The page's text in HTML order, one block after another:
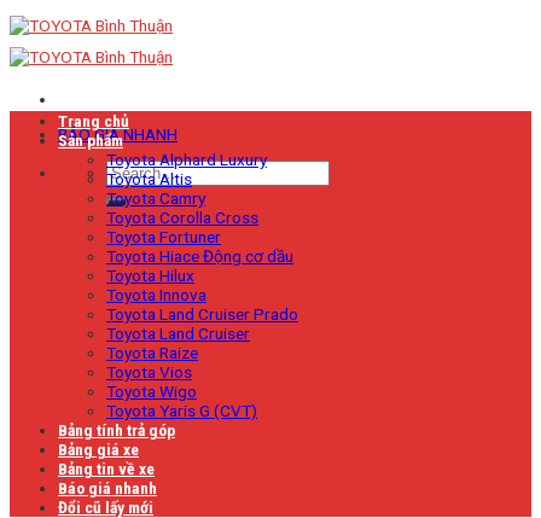
Skip
to
content
BÁO GIÁ NHANH
Trang chủ
Sản phẩm
Toyota Alphard Luxury
Toyota Altis
Toyota Camry
Toyota Corolla Cross
Toyota Fortuner
Toyota Hiace Động cơ dầu
Toyota Hilux
Toyota Innova
Toyota Land Cruiser Prado
Toyota Land Cruiser
Toyota Raize
Toyota Vios
Toyota Wigo
Toyota Yaris G (CVT)
Bảng tính trả góp
Bảng giá xe
Bảng tin về xe
Báo giá nhanh
Đổi cũ lấy mới